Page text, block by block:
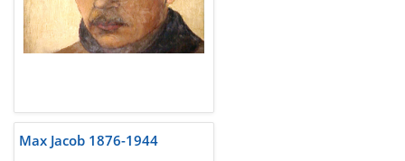
Max Jacob 1876-1944